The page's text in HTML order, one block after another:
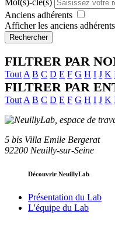
Anciens adhérents
Afficher les anciens adhérents
Rechercher
FILTRER PAR
Tout A B C D E F G H I J K
FILTRER PAR
Tout A B C D E F G H I J K
5 bis Villa Emile Bergerat
92200 Neuilly-sur-Seine
Découvrir NeuillyLab
Présentation du Lab
L'équipe du Lab